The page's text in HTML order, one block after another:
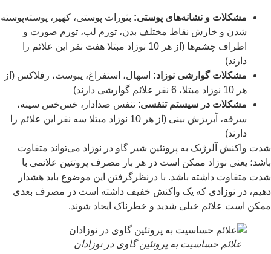
مشکلات و نشانه‌های پوستی: بثورات پوستی، کهیر، پوسته‌پوسته
شدن و خارش نقاط مختلف بدن، تورم لب، تورم صورت و
اطراف چشم‌ها (از هر 10 نوزاد مبتلا هفت نفر این علائم را
دارند)
مشکلات گوارشی نوزاد: اسهال، استفراغ، یبوست، رفلاکس (از
هر 10 نوزاد مبتلا، 6 نفر علائم گوارشی دارند)
مشکلات در سیستم تنفسی: تنفس صدادار، خس‌خس سینه،
سرفه، آبریزش بینی (از هر 10 نوزاد مبتلا سه نفر این علائم را
دارند)
شدت واکنش آلرژیک به پروتئین شیر گاو در نوزاد می‌تواند متفاوت
باشد؛ یعنی نوزاد ممکن است در هر بار مصرف پروتئین علائمی با
شدت متفاوت داشته باشد. با درنظرگرفتن این موضوع باید هشدار
دهیم، در نوزادی که یک واکنش خفیف داشته است در مصرف بعدی
ممکن است علائم خیلی شدید و خطرناک ایجاد شوند.
علائم حساسیت به پروتئین گاوی در نوزادان